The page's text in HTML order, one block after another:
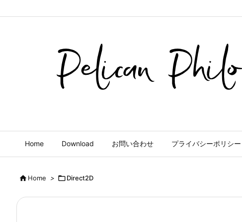
Home Download お問い合わせ プライバシーポリシー
Home > Direct2D